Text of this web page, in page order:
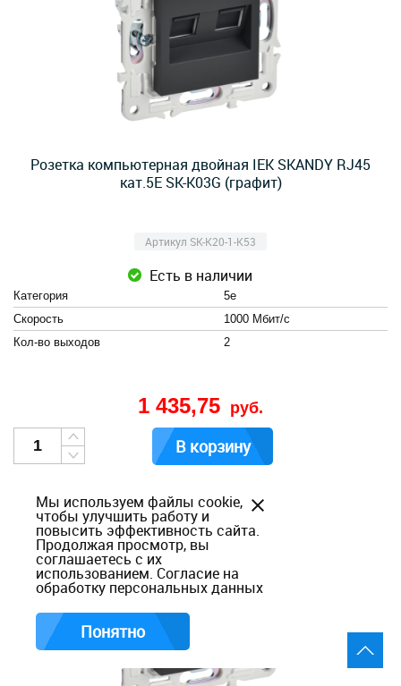
Розетка компьютерная двойная IEK SKANDY RJ45
кат.5E SK-K03G (графит)
Артикул SK-K20-1-K53
Есть в наличии
Категория
5e
Скорость
1000 Мбит/с
Кол-во выходов
2
1 435,75 руб.
В корзину
Мы используем файлы cookie,
чтобы улучшить работу и
повысить эффективность сайта.
Продолжая просмотр, вы
соглашаетесь с их
использованием. Согласие на
обработку персональных данных
Понятно